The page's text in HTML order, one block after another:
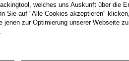
Nachtmusiken III:
welches uns Auskunft über die
Sie auf "Alle Cookies akzeptieren"
zur Optimierung unserer Webseite